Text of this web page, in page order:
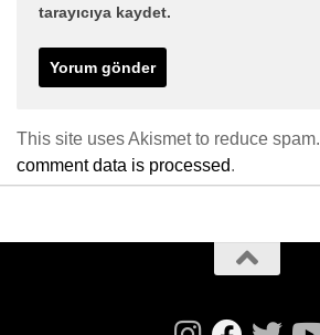
tarayıcıya kaydet.
This site uses Akismet to reduce spam.
comment data is processed.